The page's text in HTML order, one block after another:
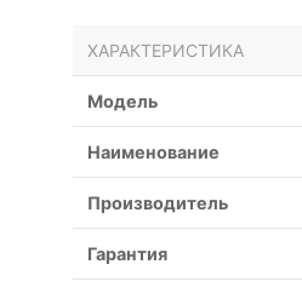
ХАРАКТЕРИСТИКА
Модель
Наименование
Производитель
Гарантия